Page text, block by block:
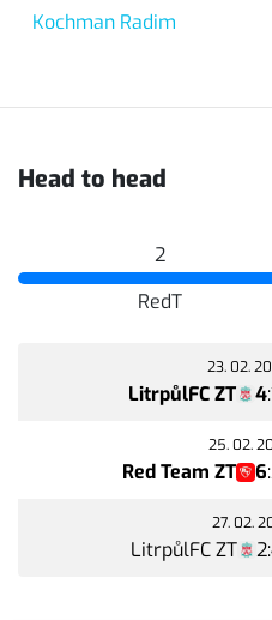
Kochman Radim
Head to head
2
RedT
23. 02.
LitrpůlFC ZT 4:
25. 02.
Red Team ZT 6:
27. 02.
LitrpůlFC ZT 2: